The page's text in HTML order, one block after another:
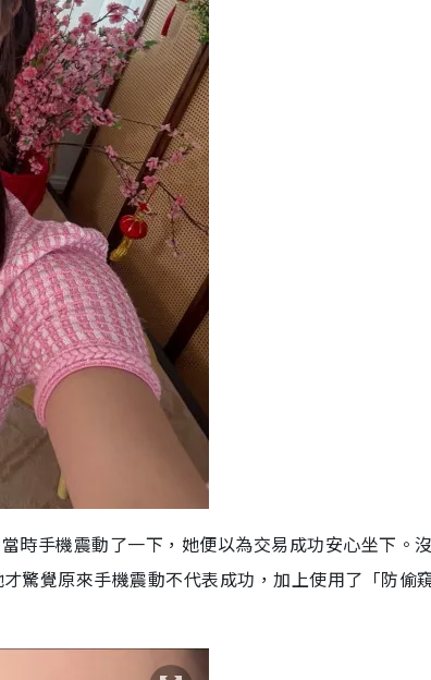
時手機震動了一下，她便以為交易成功安心坐下。
驚覺原來手機震動不代表成功，加上使用了「防偷窺